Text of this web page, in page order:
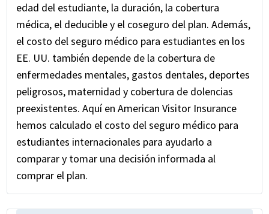
edad del estudiante, la duración, la cobertura
médica, el deducible y el coseguro del plan. Además,
el costo del seguro médico para estudiantes en los
EE. UU. también depende de la cobertura de
enfermedades mentales, gastos dentales, deportes
peligrosos, maternidad y cobertura de dolencias
preexistentes. Aquí en American Visitor Insurance
hemos calculado el costo del seguro médico para
estudiantes internacionales para ayudarlo a
comparar y tomar una decisión informada al
comprar el plan.